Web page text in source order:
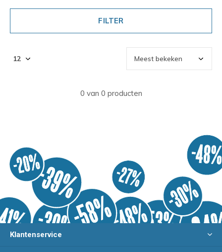
FILTER
0 van 0 producten
Klantenservice